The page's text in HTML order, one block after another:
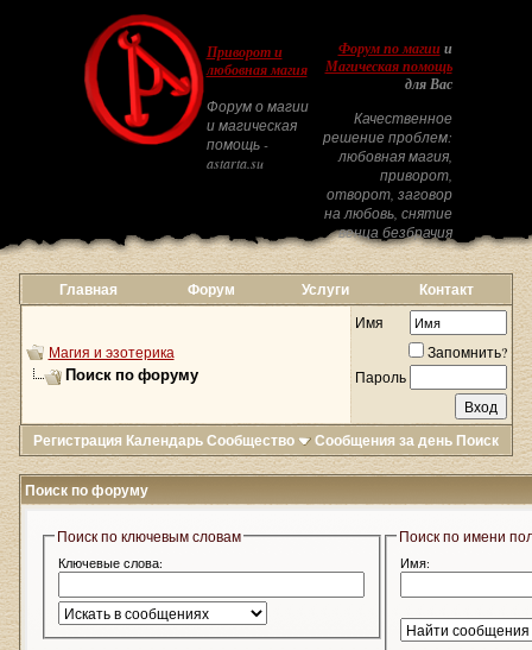
Приворот и
любовная магия
Форум о магии
и магическая
помощь -
astarta.su
Форум по магиии
Магическая помощь
для Вас
Качественное
решение проблем:
любовная магия,
приворот,
отворот, заговор
на любовь, снятие
венца безбрачия
Главная Форум Услуги Контакт
Магия и эзотерика
Поиск по форуму
Имя
Запомнить?
Пароль
Регистрация КалендарьСообщество Сообщения за день Поиск
Поиск по форуму
Поиск по ключевым словам
Ключевые слова:
Поиск по имени
Имя: